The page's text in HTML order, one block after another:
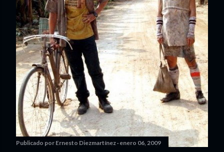
Publicado por Ernesto Diezmartínez enero 06, 2009